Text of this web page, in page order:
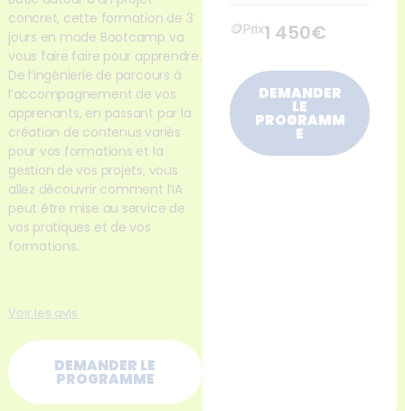
concret, cette formation de 3
jours en mode Bootcamp va
vous faire faire pour apprendre.
De l’ingénierie de parcours à
l’accompagnement de vos
apprenants, en passant par la
création de contenus variés
pour vos formations et la
gestion de vos projets, vous
allez découvrir comment l’IA
peut être mise au service de
vos pratiques et de vos
formations.
Voir les avis
DEMANDER LE
PROGRAMME
🪙Prix1 450€
DEMANDER
LE
PROGRAMM
E